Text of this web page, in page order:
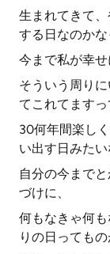
生まれてきて
する日なのかな
今まで私が幸せ
そういう周り
てこれてますっ
30何年間楽し
い出す日みたい
自分の今まで
づけに、
何もなきゃ何
りの日っても